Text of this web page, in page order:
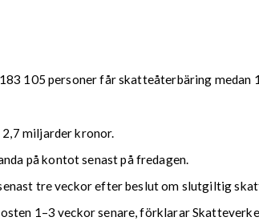
105 personer får skatteåterbäring
miljarder kronor.
på kontot senast på fredagen.
tre veckor efter beslut om slutgiltig
1–3 veckor senare, förklarar